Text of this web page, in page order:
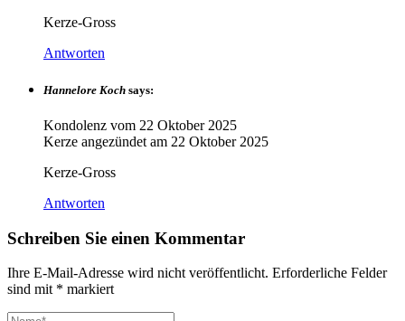
Kerze-Gross
Antworten
Hannelore Koch says:
Kondolenz vom 22 Oktober 2025
Kerze angezündet am 22 Oktober 2025
Kerze-Gross
Antworten
Schreiben Sie einen Kommentar
Ihre E-Mail-Adresse wird nicht veröffentlicht. Erforderliche Felder
sind mit * markiert